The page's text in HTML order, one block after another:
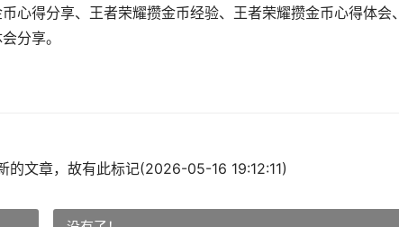
心得分享、王者荣耀攒金币经验、王者荣耀攒金币心得体会、
分享。
的文章，故有此标记(2026-05-16 19:12:11)